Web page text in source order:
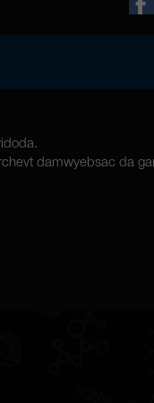
damwyebsac da